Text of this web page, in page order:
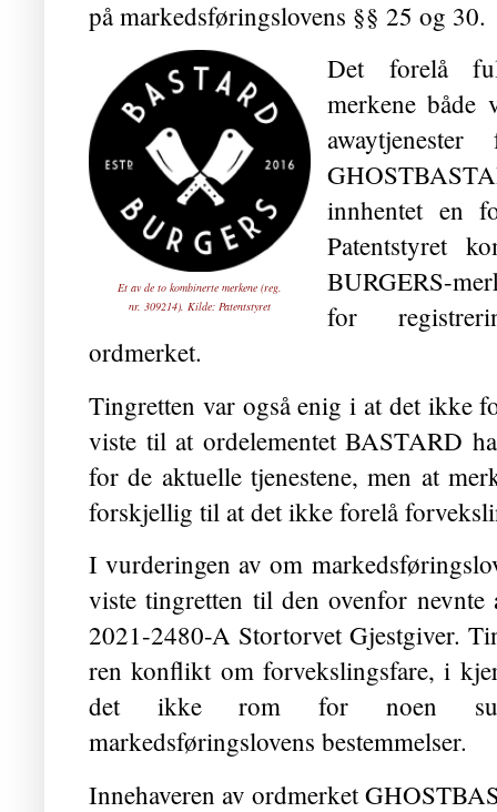
på markedsføringslovens §§ 25 og 30.
Et av de to kombinerte merkene (reg.
nr. 309214). Kilde: Patentstyret
Det forelå
merkene
innhentet en
Patentstyret
BURGERS-
for
ordmerket.
Tingretten var også enig i at det ikke
viste til at ordelementet BASTARD
for de aktuelle tjenestene, men at
forskjellig til at det ikke forelå
I vurderingen av om
viste tingretten til den ovenfor nevnte
2021-2480-A Stortorvet Gjestgiver.
ren konflikt om forvekslingsfare, i
det ikke rom for noen
markedsføringslovens
Innehaveren av ordmerket